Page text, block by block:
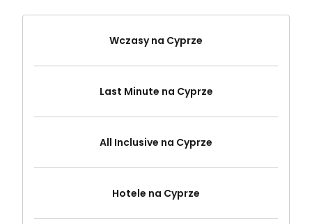
Wczasy na Cyprze
Last Minute na Cyprze
All Inclusive na Cyprze
Hotele na Cyprze